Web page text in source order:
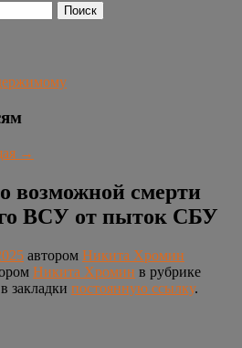
→
возможной смерти
ВСУ от пыток СБУ
автором Никита Хромин
Никита Хромин в рубрике
закладки постоянную ссылку.